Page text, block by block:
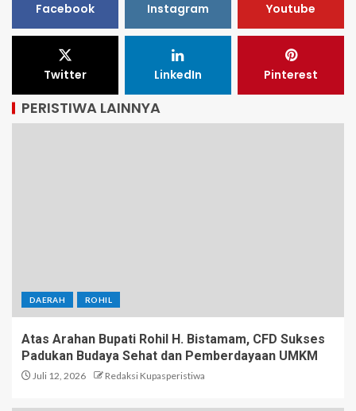
Facebook Instagram Youtube
Twitter LinkedIn Pinterest
PERISTIWA LAINNYA
DAERAH ROHIL
Atas Arahan Bupati Rohil H. Bistamam, CFD Sukses
Padukan Budaya Sehat dan Pemberdayaan UMKM
Juli 12, 2026 Redaksi Kupasperistiwa